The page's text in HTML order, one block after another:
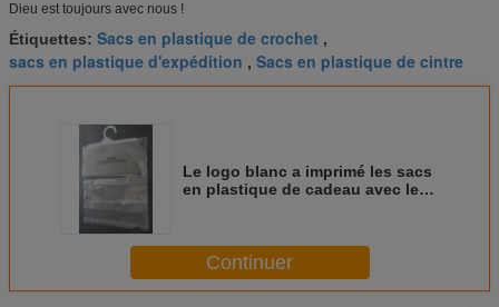
Dieu est toujours avec nous !
Étiquettes: Sacs en plastique de crochet ,
sacs en plastique d'expédition , Sacs en plastique de cintre
Le logo blanc a imprimé les sacs
en plastique de cadeau avec les
Continuer